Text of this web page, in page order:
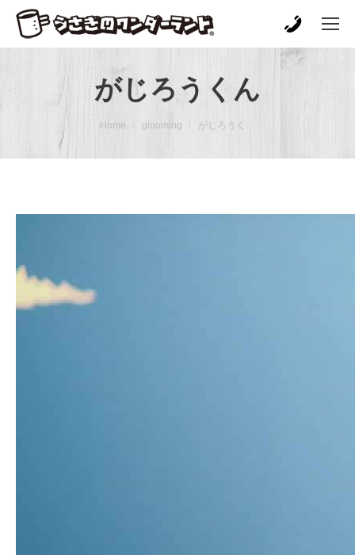
がじろうくん
Home glooming がじろうく…